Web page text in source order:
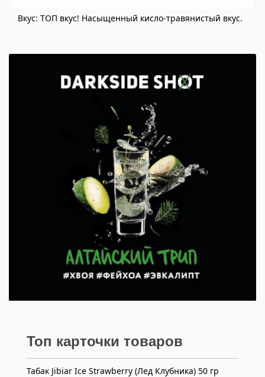
Вкус: ТОП вкус! Насыщенный кисло-травянистый вкус.
Топ карточки товаров
Табак Jibiar Ice Strawberry (Лед Клубника) 50 гр